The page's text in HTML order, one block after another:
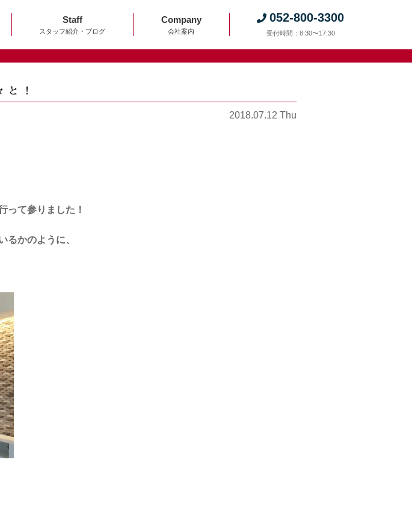
Staff
スタッフ紹介・ブログ
Company
会社案内
052-800-3300
受付時間：8:30〜17:30
と！
2018.07.12 Thu
って参りました！
るかのように、